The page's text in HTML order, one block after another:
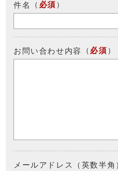
件名 （ 必須 ）
お問い合わせ内容 （ 必須 ）
メールアドレス（英数半角